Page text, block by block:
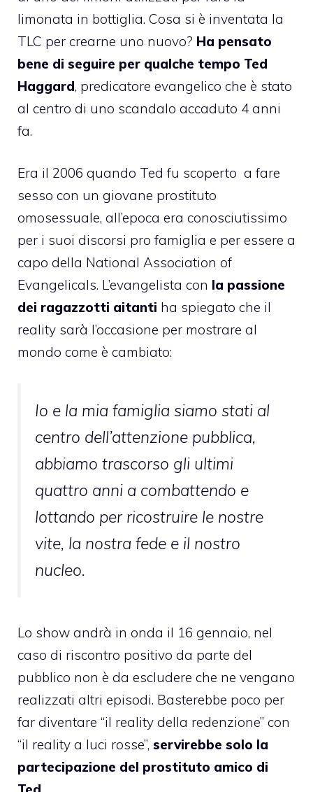
limonata in bottiglia. Cosa si è inventata la
TLC per crearne uno nuovo? Ha pensato
bene di seguire per qualche tempo Ted
Haggard, predicatore evangelico che è stato
al centro di uno scandalo accaduto 4 anni
fa.
Era il 2006 quando Ted fu scoperto a fare
sesso con un giovane prostituto
omosessuale, all’epoca era conosciutissimo
per i suoi discorsi pro famiglia e per essere a
capo della National Association of
Evangelicals. L’evangelista con la passione
dei ragazzotti aitanti ha spiegato che il
reality sarà l’occasione per mostrare al
mondo come è cambiato:
Io e la mia famiglia siamo stati al
centro dell’attenzione pubblica,
abbiamo trascorso gli ultimi
quattro anni a combattendo e
lottando per ricostruire le nostre
vite, la nostra fede e il nostro
nucleo.
Lo show andrà in onda il 16 gennaio, nel
caso di riscontro positivo da parte del
pubblico non è da escludere che ne vengano
realizzati altri episodi. Basterebbe poco per
far diventare “il reality della redenzione” con
“il reality a luci rosse”, servirebbe solo la
partecipazione del prostituto amico di